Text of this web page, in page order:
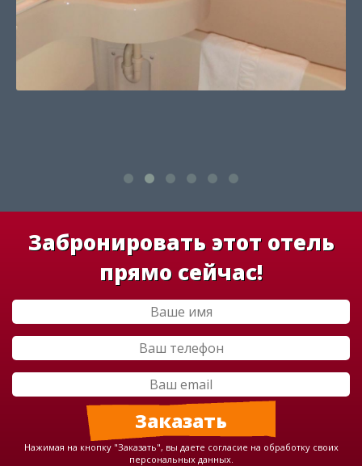
Забронировать этот отель
прямо сейчас!
Нажимая на кнопку "Заказать", вы даете согласие на обработку своих
персональных данных.